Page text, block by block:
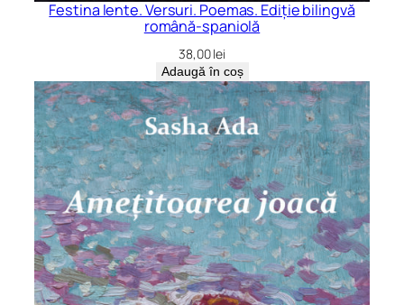
Festina lente. Versuri. Poemas. Ediție bilingvă
română-spaniolă
38,00lei
Adaugă în coș